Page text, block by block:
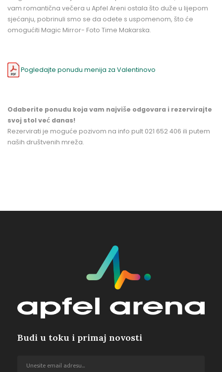
vam romantična večera u Apfel Areni ostala što duže u lijepom
sjećanju, pobrinuli smo se da odete s uspomenom, što će
omogućiti Magic Mirror- Foto Time Makarska.
Pogledajte ponudu menija za Valentinovo
Odaberite ponudu koja vam najviše odgovara i rezervirajte
svoj stol već danas!
Rezervirati je moguće pozivom na info pult 021 652 406 ili putem
naših društvenih mreža.
Budi u toku i primaj novosti